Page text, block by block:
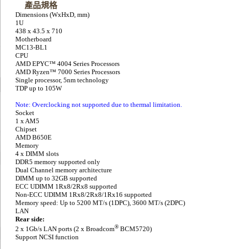
產品規格
Dimensions (WxHxD, mm)
1U
438 x 43.5 x 710
Motherboard
MC13-BL1
CPU
AMD EPYC™ 4004 Series Processors
AMD Ryzen™ 7000 Series Processors
Single processor, 5nm technology
TDP up to 105W
Note: Overclocking not supported due to thermal limitation.
Socket
1 x AM5
Chipset
AMD B650E
Memory
4 x DIMM slots
DDR5 memory supported only
Dual Channel memory architecture
DIMM up to 32GB supported
ECC UDIMM 1Rx8/2Rx8 supported
Non-ECC UDIMM 1Rx8/2Rx8/1Rx16 supported
Memory speed: Up to 5200 MT/s (1DPC), 3600 MT/s (2DPC)
LAN
Rear side:
2 x 1Gb/s LAN ports (2 x Broadcom®BCM5720)
Support NCSI function